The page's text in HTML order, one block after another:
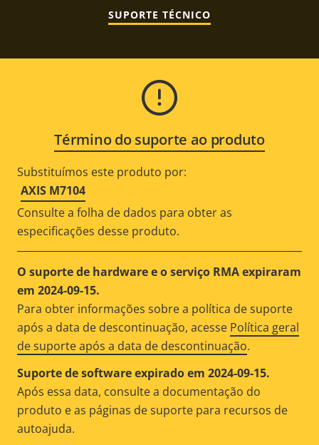
SUPORTE TÉCNICO
Término do suporte ao produto
Substituímos este produto por:
AXIS M7104
Consulte a folha de dados para obter as
especificações desse produto.
O suporte de hardware e o serviço RMA expiraram
em 2024-09-15.
Para obter informações sobre a política de suporte
após a data de descontinuação, acesse Política geral
de suporte após a data de descontinuação.
Suporte de software expirado em 2024-09-15.
Após essa data, consulte a documentação do
produto e as páginas de suporte para recursos de
autoajuda.